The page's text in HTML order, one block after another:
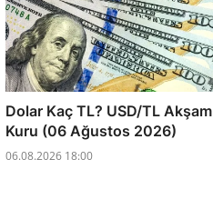
Dolar Kaç TL? USD/TL Akşam
Kuru (06 Ağustos 2026)
06.08.2026 18:00